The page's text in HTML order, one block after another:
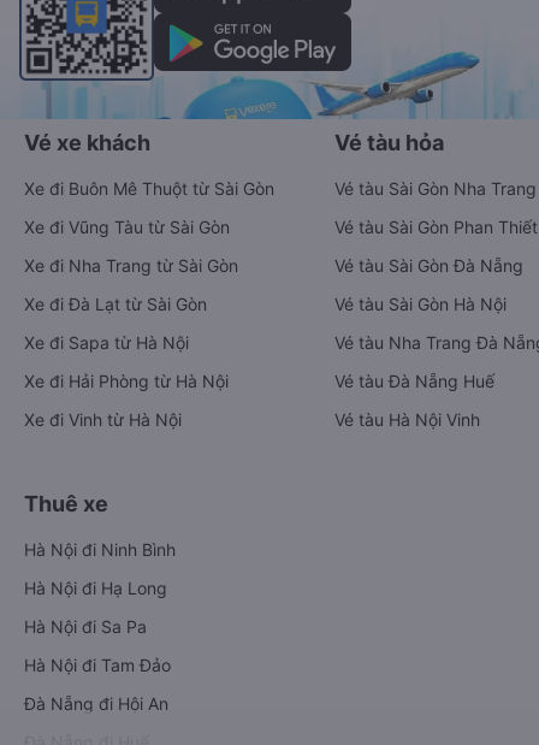
Vé xe khách
Xe đi Buôn Mê Thuột từ Sài Gòn
Xe đi Vũng Tàu từ Sài Gòn
Xe đi Nha Trang từ Sài Gòn
Xe đi Đà Lạt từ Sài Gòn
Xe đi Sapa từ Hà Nội
Xe đi Hải Phòng từ Hà Nội
Xe đi Vinh từ Hà Nội
Vé tàu hỏa
Vé tàu Sài Gòn Nha Trang
Vé tàu Sài Gòn Phan Thiết
Vé tàu Sài Gòn Đà Nẵng
Vé tàu Sài Gòn Hà Nội
Vé tàu Nha Trang Đà
Vé tàu Đà Nẵng Huế
Vé tàu Hà Nội Vinh
Thuê xe
Hà Nội đi Ninh Bình
Hà Nội đi Hạ Long
Hà Nội đi Sa Pa
Hà Nội đi Tam Đảo
Đà Nẵng đi Hội An